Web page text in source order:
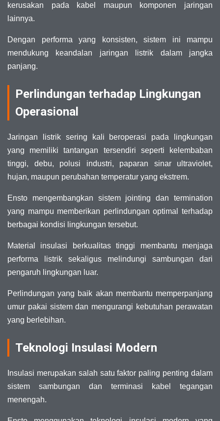
kerusakan pada kabel maupun komponen jaringan
lainnya.
Dengan performa yang konsisten, sistem ini mampu
mendukung keandalan jaringan listrik dalam jangka
panjang.
Perlindungan terhadap Lingkungan
Operasional
Jaringan listrik sering kali beroperasi pada lingkungan
yang memiliki tantangan tersendiri seperti kelembaban
tinggi, debu, polusi industri, paparan sinar ultraviolet,
hujan, maupun perubahan temperatur yang ekstrem.
Ensto mengembangkan sistem jointing dan termination
yang mampu memberikan perlindungan optimal terhadap
berbagai kondisi lingkungan tersebut.
Material insulasi berkualitas tinggi membantu menjaga
performa listrik sekaligus melindungi sambungan dari
pengaruh lingkungan luar.
Perlindungan yang baik akan membantu memperpanjang
umur pakai sistem dan mengurangi kebutuhan perawatan
yang berlebihan.
Teknologi Insulasi Modern
Insulasi merupakan salah satu faktor paling penting dalam
sistem sambungan dan terminasi kabel tegangan
menengah.